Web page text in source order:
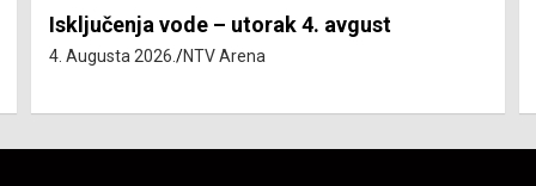
Isključenja vode – utorak 4. avgust
4. Augusta 2026. NTV Arena